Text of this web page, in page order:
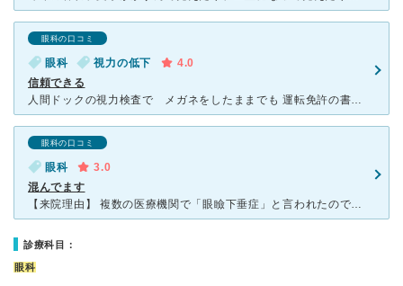
眼科の口コミ
眼科 視力の低下
4.0
信頼できる
人間ドックの視力検査で メガネをしたままでも 運転免許の書き換えぎりぎりの視力ですよと言われ 夫が以前から通院していることもあり、行ってきました。 前に子どもがコンタクトにする時にも行ったこ
眼科の口コミ
眼科
3.0
混んでます
【来院理由】 複数の医療機関で「眼瞼下垂症」と言われたので手術をするならちゃんとした専門の眼科でしたかったからです。 【場所】 十字街駅のすぐ近くにありました。 車を持ってない方でも困らな
診療科目：
眼科